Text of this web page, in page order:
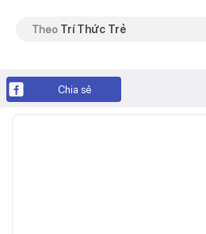
Theo Trí Thức Trẻ
Chia sẻ